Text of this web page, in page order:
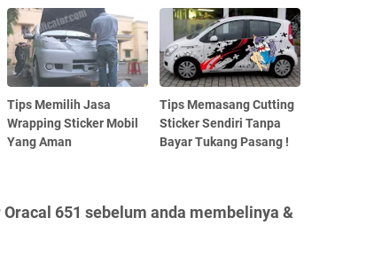
Tips Memilih Jasa
Wrapping Sticker Mobil
Yang Aman
Tips Memasang Cutting
Sticker Sendiri Tanpa
Bayar Tukang Pasang !
651 sebelum anda membelinya &